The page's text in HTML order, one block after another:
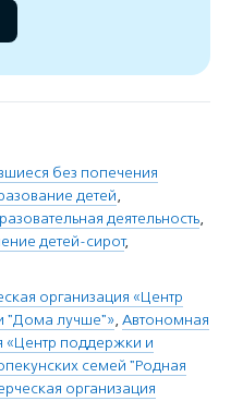
без попечения
детей,
деятельность,
детей-сирот,
организация «Центр
"Дома лучше"», Автономная
«Центр поддержки и
семей "Родная
организация